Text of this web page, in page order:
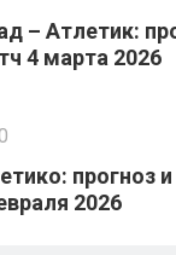
– Атлетик:
4 марта 2026
прогноз
2026